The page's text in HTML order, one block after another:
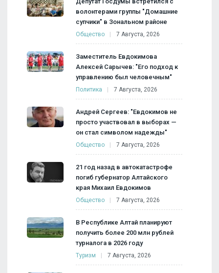
волонтерами группы "Домашние
супчики" в Зональном районе
Общество 7 Августа, 2026
Заместитель Евдокимова
Алексей Сарычев: "Его подход к
управлению был человечным"
Политика 7 Августа, 2026
Андрей Сергеев: "Евдокимов не
просто участвовал в выборах —
он стал символом надежды"
Общество 7 Августа, 2026
21 год назад в автокатастрофе
погиб губернатор Алтайского
края Михаил Евдокимов
Общество 7 Августа, 2026
В Республике Алтай планируют
получить более 200 млн рублей
турналога в 2026 году
Туризм 7 Августа, 2026